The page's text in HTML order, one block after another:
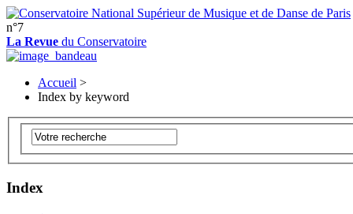
n°7
La Revue du Conservatoire
Accueil >
Index by keyword
Index